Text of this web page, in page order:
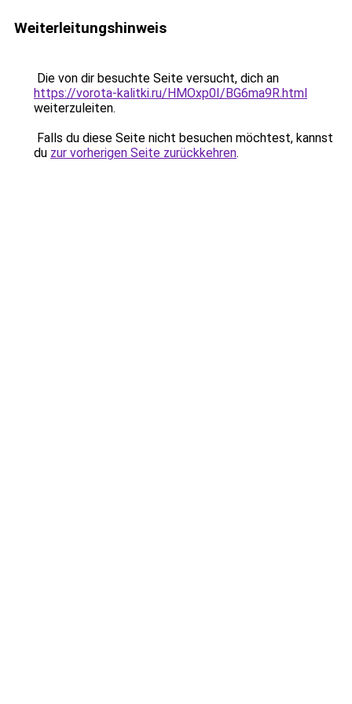
Weiterleitungshinweis
Die von dir besuchte Seite versucht, dich an
https://vorota-kalitki.ru/HMOxp0I/BG6ma9R.html
weiterzuleiten.
Falls du diese Seite nicht besuchen möchtest, kannst
du zur vorherigen Seite zurückkehren.